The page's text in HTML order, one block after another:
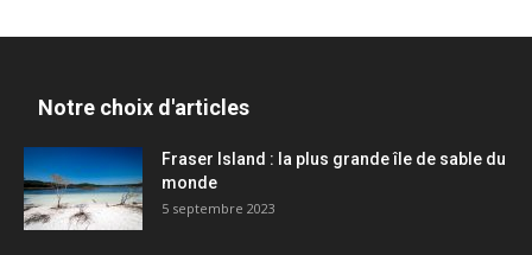
Notre choix d'articles
Fraser Island : la plus grande île de sable du
monde
5 septembre 2023